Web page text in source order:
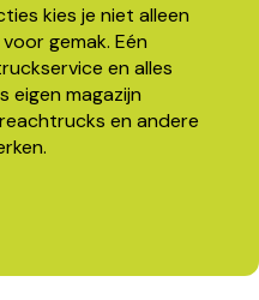
kies je niet alleen
gemak. Eén
en alles
eigen magazijn
en andere